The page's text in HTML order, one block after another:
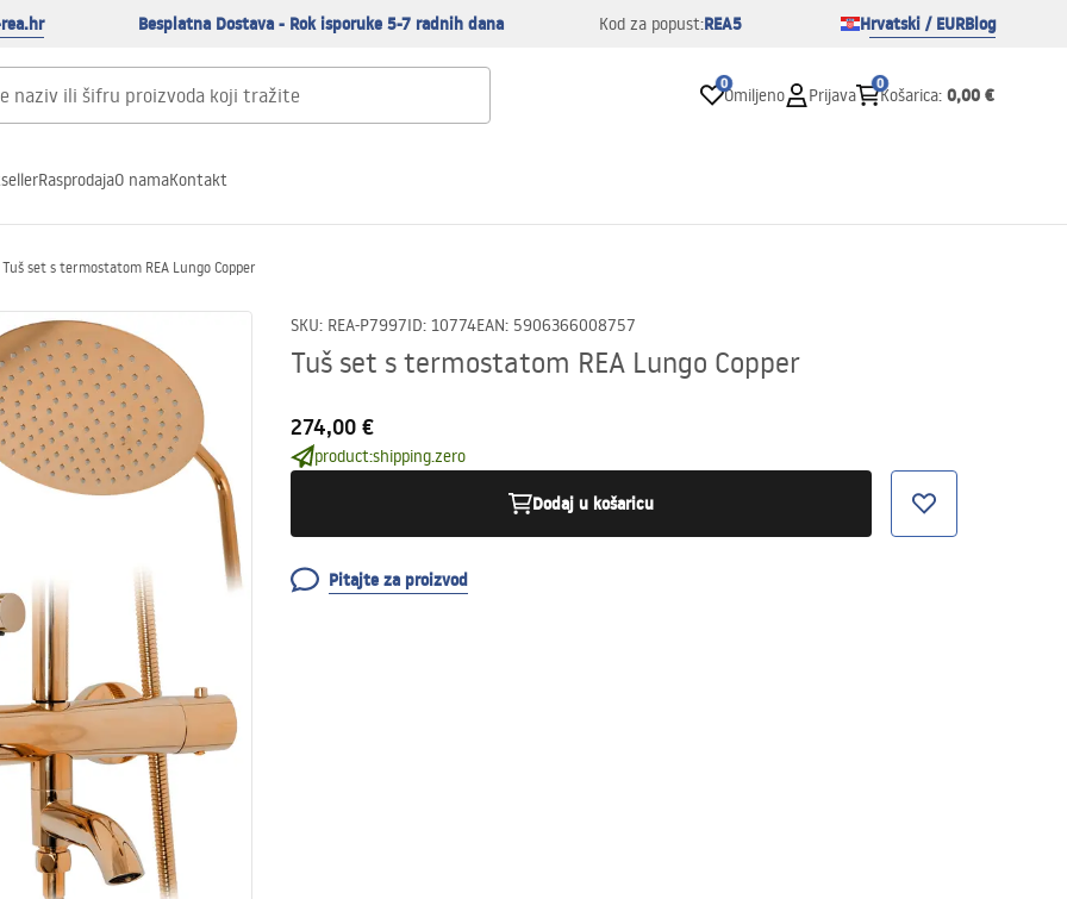
Besplatna Dostava - Rok isporuke 5-7 radnih dana Kod za popust:REA5 Hrvatski / EURBlog
0
Omiljeno Prijava
0
Košarica: 0,00 €
RasprodajaO namaKontakt
Tuš set s termostatom REA Lungo Copper
SKU: REA-P7997ID: 10774EAN: 5906366008757
Tuš set s termostatom REA Lungo Copper
274,00 €
product:shipping.zero
Dodaj u košaricu
Pitajte za proizvod